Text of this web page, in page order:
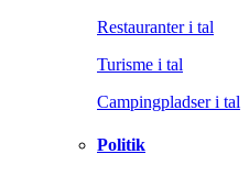
Restauranter i tal
Turisme i tal
Campingpladser i tal
Politik